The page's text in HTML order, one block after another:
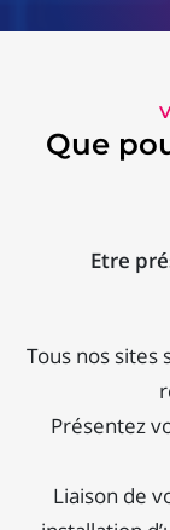
Que
Etre
Tous nos sites
Présentez
Liaison de